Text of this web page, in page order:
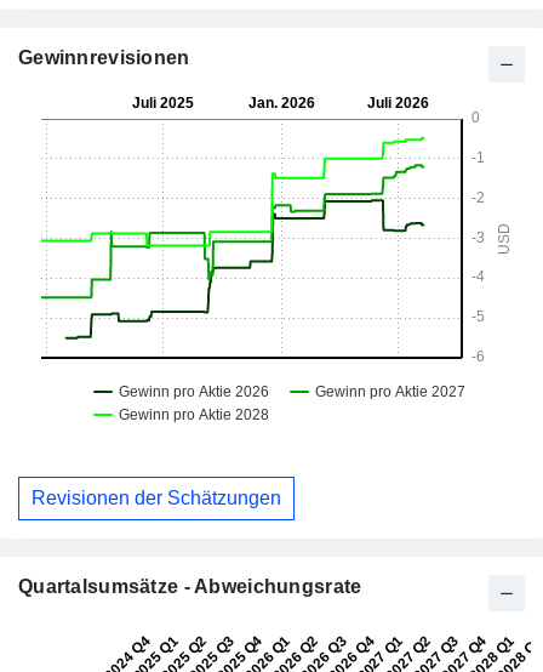
Gewinnrevisionen
Revisionen der Schätzungen
Quartalsumsätze - Abweichungsrate